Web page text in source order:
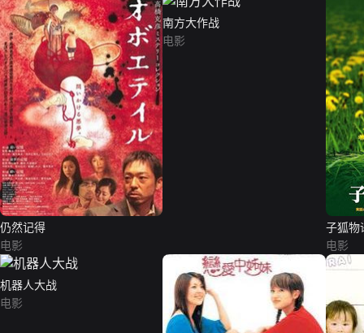
仍然记得
电影
南方大作战
电影
子狐物
电影
机器人大战
电影